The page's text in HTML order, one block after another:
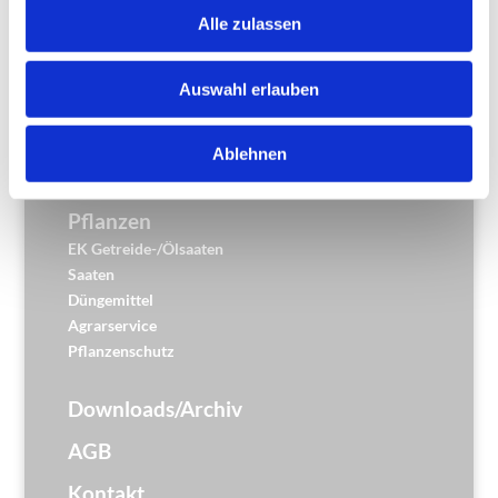
Alle zulassen
Auswahl erlauben
Ablehnen
Rinder
Rinder Non-GMO
Pflanzen
EK Getreide-/Ölsaaten
Saaten
Düngemittel
Agrarservice
Pflanzenschutz
Downloads/Archiv
AGB